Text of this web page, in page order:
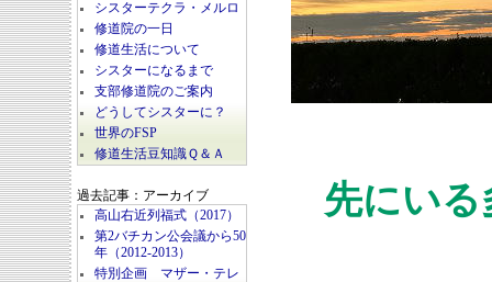
シスターテクラ・メルロ
修道院の一日
修道生活について
シスターになるまで
支部修道院のご案内
どうしてシスターに？
世界のFSP
修道生活豆知識Ｑ＆Ａ
過去記事：アーカイブ
高山右近列福式（2017）
第2バチカン公会議から50
年（2012-2013）
特別企画 マザー・テレ
先にい